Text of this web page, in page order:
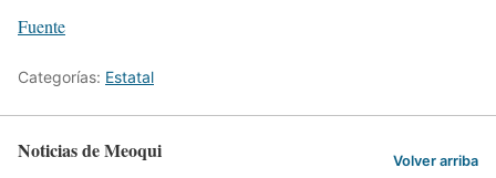
Fuente
Categorías: Estatal
Noticias de Meoqui Volver arriba